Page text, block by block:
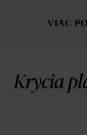
VIAC
Krycia